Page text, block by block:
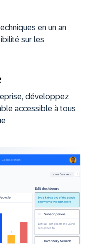
en un an
sur les
développez
accessible à tous